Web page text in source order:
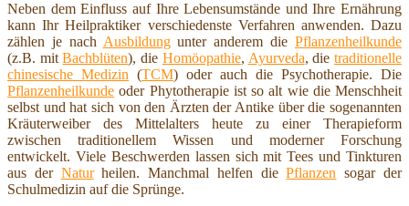
Neben dem Einfluss auf Ihre Lebensumstände und Ihre Ernährung
kann Ihr Heilpraktiker verschiedenste Verfahren anwenden. Dazu
zählen je nach Ausbildungunter anderem diePflanzenheilkunde
(z.B. mitBachblüten), die Homöopathie, Ayurveda, dietraditionelle
chinesische Medizin (TCM) oder auch die Psychotherapie. Die
Pflanzenheilkunde oder Phytotherapie ist so alt wie die Menschheit
selbst und hat sich von den Ärzten der Antike über die sogenannten
Kräuterweiber des Mittelalters heute zu einer Therapieform
zwischen traditionellem Wissen und moderner Forschung
entwickelt. Viele Beschwerden lassen sich mit Tees und Tinkturen
aus der Naturheilen. Manchmal helfen diePflanzen sogar der
Schulmedizin auf die Sprünge.